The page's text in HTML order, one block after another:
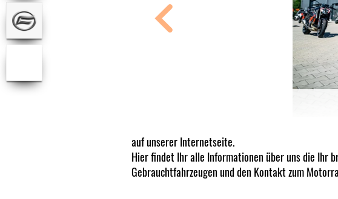
auf unserer Internetseite.
Hier findet Ihr alle Informationen über uns die Ihr
Gebrauchtfahrzeugen und den Kontakt zum